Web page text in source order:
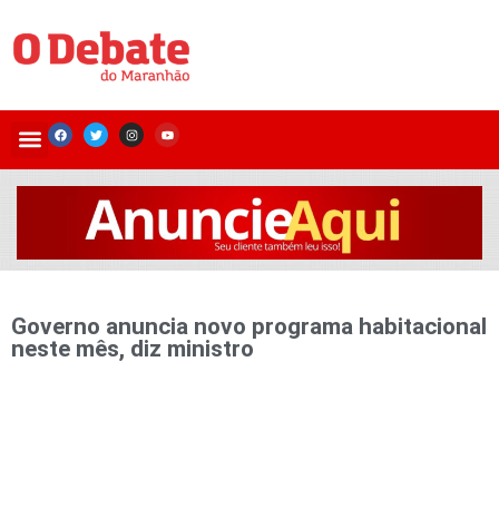
Governo anuncia novo programa habitacional
neste mês, diz ministro